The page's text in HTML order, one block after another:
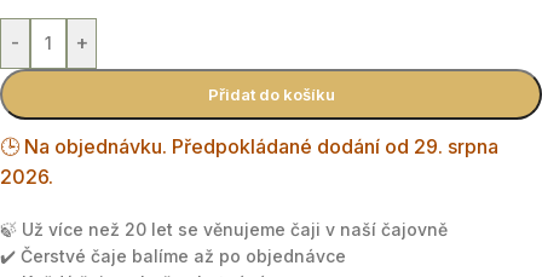
- +
Přidat do košíku
🕒 Na objednávku. Předpokládané dodání od 29. srpna
2026.
🍃 Už více než 20 let se věnujeme čaji v naší čajovně
✔️ Čerstvé čaje balíme až po objednávce